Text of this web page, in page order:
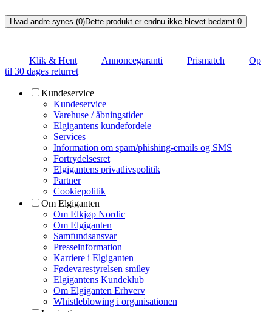
Hvad andre synes (0)Dette produkt er endnu ikke blevet bedømt. 0
Klik & Hent Annoncegaranti Prismatch
Op
til 30 dages returret
Kundeservice
Kundeservice
Varehuse / åbningstider
Elgigantens kundefordele
Services
Information om spam/phishing-emails og SMS
Fortrydelsesret
Elgigantens privatlivspolitik
Partner
Cookiepolitik
Om Elgiganten
Om Elkjøp Nordic
Om Elgiganten
Samfundsansvar
Presseinformation
Karriere i Elgiganten
Fødevarestyrelsen smiley
Elgigantens Kundeklub
Om Elgiganten Erhverv
Whistleblowing i organisationen